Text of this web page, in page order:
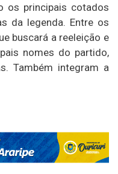
os principais cotados
da legenda. Entre os
buscará a reeleição e
nomes do partido,
Também integram a